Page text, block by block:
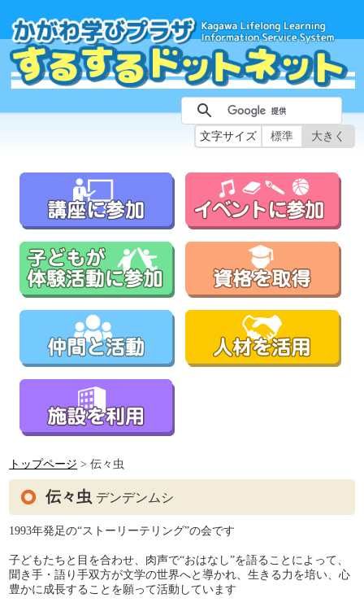
文字サイズ 標準 大きく
トップページ > 伝々虫
伝々虫 デンデンムシ
1993年発足の“ストーリーテリング”の会です
子どもたちと目を合わせ、肉声で“おはなし”を語ることによって、
聞き手・語り手双方が文学の世界へと導かれ、生きる力を培い、心
豊かに成長することを願って活動しています